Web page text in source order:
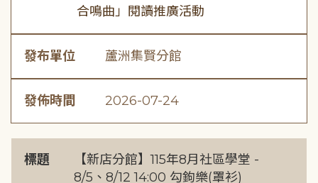
合鳴曲」閱讀推廣活動
發布單位 蘆洲集賢分館
發佈時間 2026-07-24
標題
【新店分館】115年8月社區學堂 -
8/5、8/12 14:00 勾鉤樂(罩衫)